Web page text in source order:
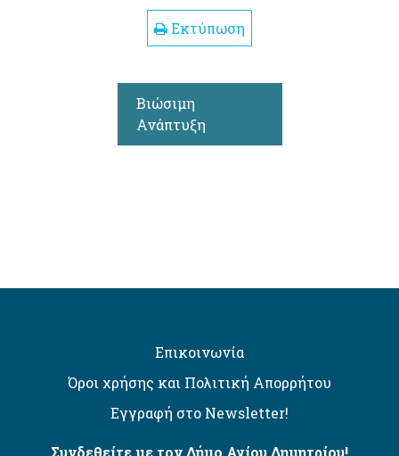
Εκτύπωση
Βιώσιμη
Ανάπτυξη
Επικοινωνία
Όροι χρήσης και Πολιτική Απορρήτου
Εγγραφή στο Newsletter!
Συνδεθείτε με τον Δήμο Αγίου Δημητρίου!